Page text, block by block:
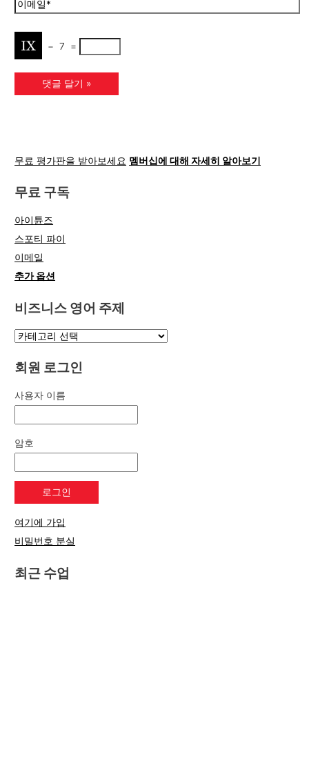
− 7 =
무료 평가판을 받아보세요 멤버십에 대해 자세히 알아보기
무료 구독
아이튠즈
스포티 파이
이메일
추가 옵션
비즈니스 영어 주제
회원 로그인
사용자 이름
암호
여기에 가입
비밀번호 분실
최근 수업